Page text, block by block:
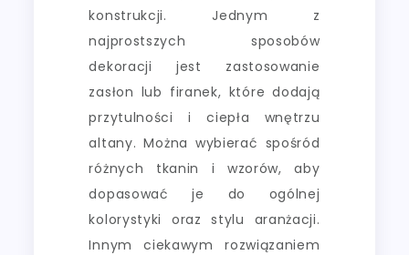
konstrukcji. Jednym z
najprostszych sposobów
dekoracji jest zastosowanie
zasłon lub firanek, które dodają
przytulności i ciepła wnętrzu
altany. Można wybierać spośród
różnych tkanin i wzorów, aby
dopasować je do ogólnej
kolorystyki oraz stylu aranżacji.
Innym ciekawym rozwiązaniem